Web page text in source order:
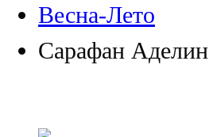
Весна-Лето
Сарафан